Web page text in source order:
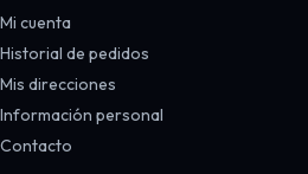
Mi cuenta
Historial de pedidos
Mis direcciones
Información personal
Contacto